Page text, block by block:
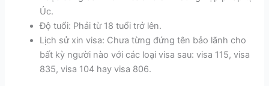
Úc.
Độ tuổi: Phải từ 18 tuổi trở lên.
Lịch sử xin visa: Chưa từng đứng tên bảo lãnh cho
bất kỳ người nào với các loại visa sau: visa 115, visa
835, visa 104 hay visa 806.